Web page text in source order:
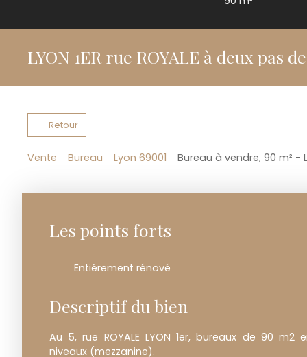
LYON 1ER rue ROYALE à deux pas
Retour
Vente Bureau Lyon 69001 Bureau à vendre, 90 m² -
Les points forts
Entiérement rénové
Descriptif du bien
Au 5, rue ROYALE LYON 1er, bureaux de 90 m2
niveaux (mezzanine).